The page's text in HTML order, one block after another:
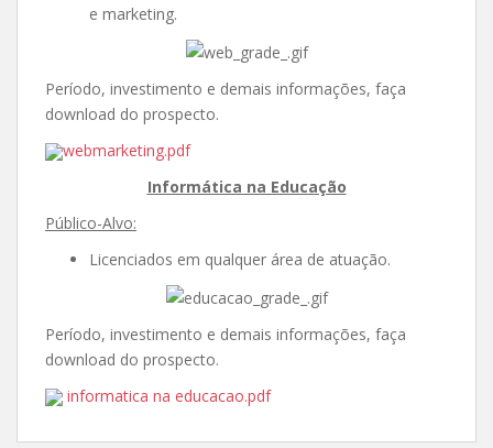
e marketing.
Período, investimento e demais informações, faça
download do prospecto.
webmarketing.pdf
Informática na Educação
Público-Alvo:
Licenciados em qualquer área de atuação.
Período, investimento e demais informações, faça
download do prospecto.
informatica na educacao.pdf